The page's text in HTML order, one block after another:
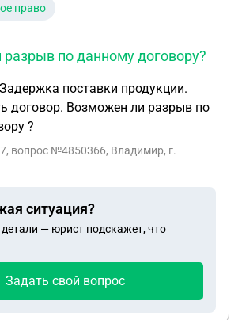
право
по данному договору?
поставки продукции.
договор. Возможен ли разрыв по
?
, вопрос №4850366, Владимир, г.
ситуация?
— юрист подскажет, что
Задать свой вопрос